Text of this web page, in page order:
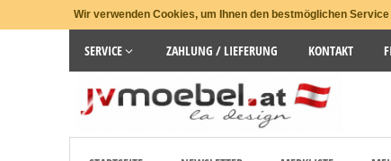
Wir verwenden Cookies, um Ihnen den bestmöglichen
SERVICE ZAHLUNG / LIEFERUNG KONTAKT